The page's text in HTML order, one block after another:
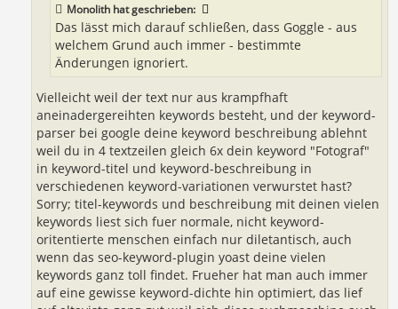
Monolith hat geschrieben:
Das lässt mich darauf schließen, dass Goggle - aus
welchem Grund auch immer - bestimmte
Änderungen ignoriert.
Vielleicht weil der text nur aus krampfhaft
aneinadergereihten keywords besteht, und der keyword-
parser bei google deine keyword beschreibung ablehnt
weil du in 4 textzeilen gleich 6x dein keyword "Fotograf"
in keyword-titel und keyword-beschreibung in
verschiedenen keyword-variationen verwurstet hast?
Sorry; titel-keywords und beschreibung mit deinen vielen
keywords liest sich fuer normale, nicht keyword-
oritentierte menschen einfach nur diletantisch, auch
wenn das seo-keyword-plugin yoast deine vielen
keywords ganz toll findet. Frueher hat man auch immer
auf eine gewisse keyword-dichte hin optimiert, das lief